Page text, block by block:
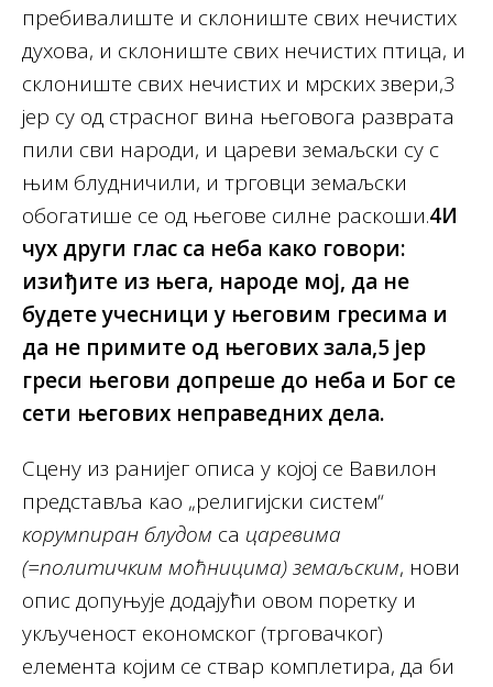
пребивалиште и склониште свих нечистих
духова, и склониште свих нечистих птица, и
склониште свих нечистих и мрских звери,3
јер су од страсног вина његовога разврата
пили сви народи, и цареви земаљски су с
њим блудничили, и трговци земаљски
обогатише се од његове силне раскоши.4И
чух други глас са неба како говори:
изиђите из њега, народе мој, да не
будете учесници у његовим гресима и
да не примите од његових зала,5 јер
греси његови допреше до неба и Бог се
сети његових неправедних дела.
Сцену из ранијег описа у којој се Вавилон
представља као „религијски систем“
корумпиран блудом са царевима
(=политичким моћницима) земаљским, нови
опис допуњује додајући овом поретку и
укљученост економског (трговачког)
елемента којим се ствар комплетира, да би